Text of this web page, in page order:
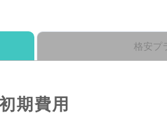
格安プ
期費用